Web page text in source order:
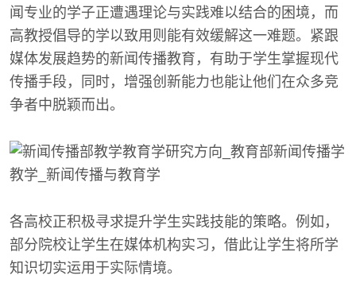
闻专业的学子正遭遇理论与实践难以结合的困境，而
高教授倡导的学以致用则能有效缓解这一难题。紧跟
媒体发展趋势的新闻传播教育，有助于学生掌握现代
传播手段，同时，增强创新能力也能让他们在众多竞
争者中脱颖而出。
各高校正积极寻求提升学生实践技能的策略。例如，
部分院校让学生在媒体机构实习，借此让学生将所学
知识切实运用于实际情境。